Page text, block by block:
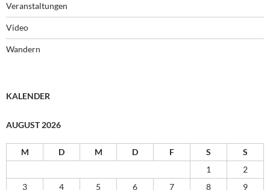
Veranstaltungen
Video
Wandern
KALENDER
AUGUST 2026
M D M D F S
S
1
2
3
4 5 6 7 8
9